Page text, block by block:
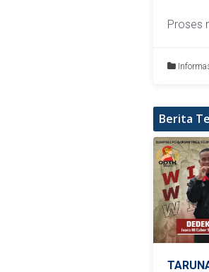
Proses
Berita